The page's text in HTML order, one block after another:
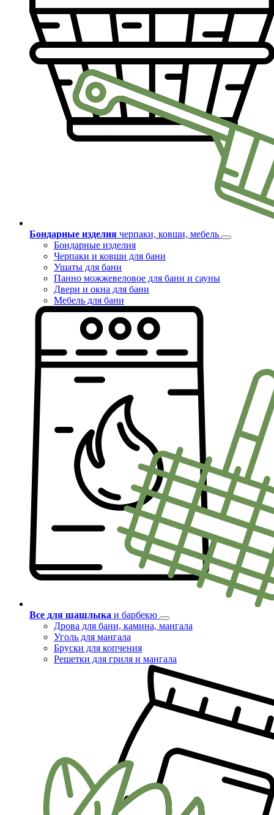
Бондарные изделия черпаки, ковши, мебель
Бондарные изделия
Черпаки и ковши для бани
Ушаты для бани
Панно можжевеловое для бани и сауны
Двери и окна для бани
Мебель для бани
Все для шашлыка и барбекю
Дрова для бани, камина, мангала
Уголь для мангала
Бруски для копчения
Решетки для гриля и мангала